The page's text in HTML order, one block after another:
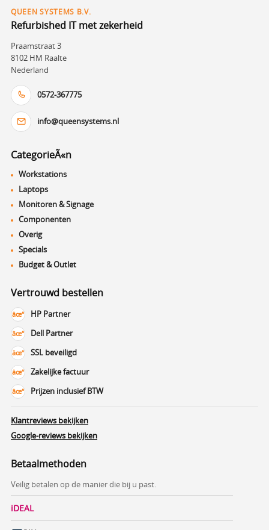
QUEEN SYSTEMS B.V.
Refurbished IT met zekerheid
Praamstraat 3
8102 HM Raalte
Nederland
0572-367775
info@queensystems.nl
CategorieÃ«n
Workstations
Laptops
Monitoren & Signage
Componenten
Overig
Specials
Budget & Outlet
Vertrouwd bestellen
HP Partner
Dell Partner
SSL beveiligd
Zakelijke factuur
Prijzen inclusief BTW
Klantreviews bekijken
Google-reviews bekijken
Betaalmethoden
Veilig betalen op de manier die bij u past.
iDEAL